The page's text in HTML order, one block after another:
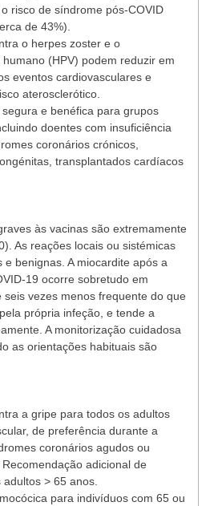
risco de síndrome pós-COVID
de 43%).
o herpes zoster e o
(HPV) podem reduzir em
eventos cardiovasculares e
aterosclerótico.
segura e benéfica para grupos
doentes com insuficiência
coronários crónicos,
transplantados cardíacos
às vacinas são extremamente
As reações locais ou sistémicas
e benignas. A miocardite após a
19 ocorre sobretudo em
seis vezes menos frequente do que
própria infeção, e tende a
A monitorização cuidadosa
as orientações habituais são
a gripe para todos os adultos
de preferência durante a
coronários agudos ou
adicional de
> 65 anos.
para indivíduos com 65 ou